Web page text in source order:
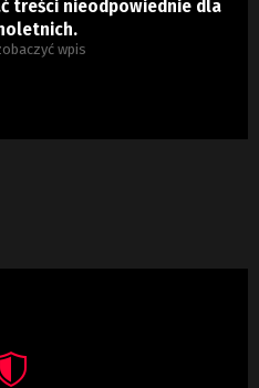
treści nieodpowiednie dla
wpis